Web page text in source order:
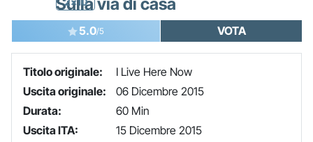
5.0/5 VOTA
Titolo originale:
I Live Here Now
Uscita originale:
06 Dicembre 2015
Durata:
60 Min
Uscita ITA:
15 Dicembre 2015